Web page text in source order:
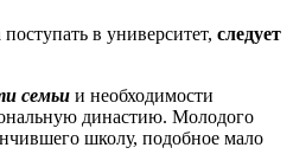
в университет, следует
семьи и необходимости
династию. Молодого
школу, подобное мало